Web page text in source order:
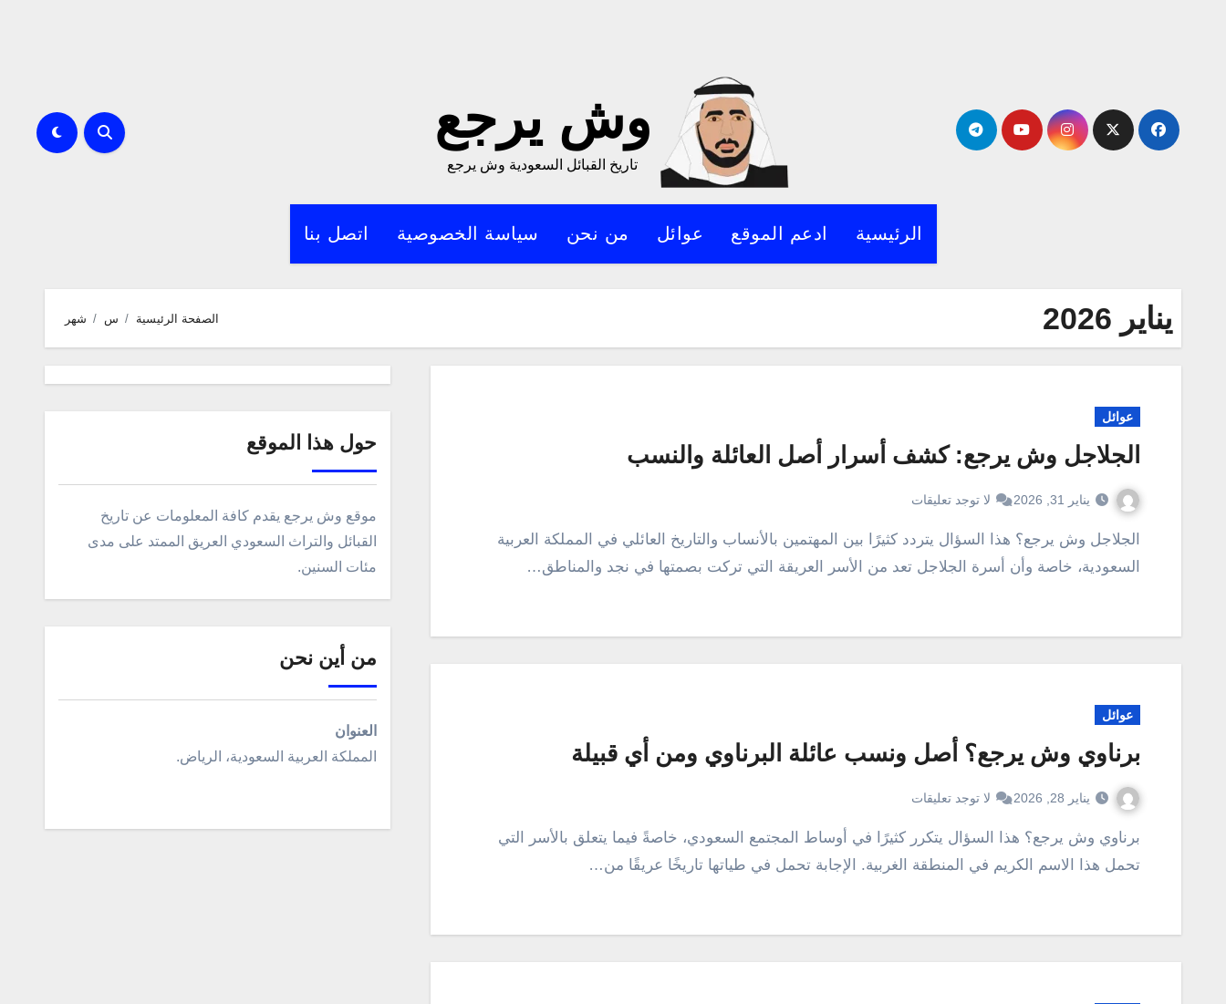
وش يرجع
تاريخ القبائل السعودية وش يرجع
الرئيسية ادعم الموقع عوائل من نحن سياسة الخصوصية اتصل بنا
يناير 2026 الصفحة الرئيسية س شهر
عوائل
الجلاجل وش يرجع: كشف أسرار أصل العائلة والنسب
يناير 31, 2026 لا توجد تعليقات
السعودية، خاصة وأن أسرة الجلاجل تعد من الأسر العريقة التي تركت بصمتها في نجد والمناطق…
عوائل
برناوي وش يرجع؟ أصل ونسب عائلة البرناوي ومن أي قبيلة
يناير 28, 2026 لا توجد تعليقات
برناوي وش يرجع؟ هذا السؤال يتكرر كثيرًا في أوساط المجتمع السعودي، خاصةً فيما يتعلق بالأسر التي
تحمل هذا الاسم الكريم في المنطقة الغربية. الإجابة تحمل في طياتها تاريخًا عريقًا من…
حول هذا الموقع
موقع وش يرجع يقدم كافة المعلومات عن تاريخ
القبائل والتراث السعودي العريق الممتد على مدى
مئات السنين.
من أين نحن
العنوان
المملكة العربية السعودية، الرياض.